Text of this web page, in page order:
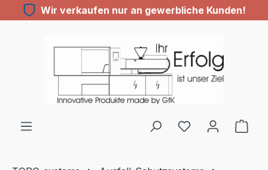
Zum Hauptinhalt springen
Wir verkaufen nur an gewerbliche Kunden!